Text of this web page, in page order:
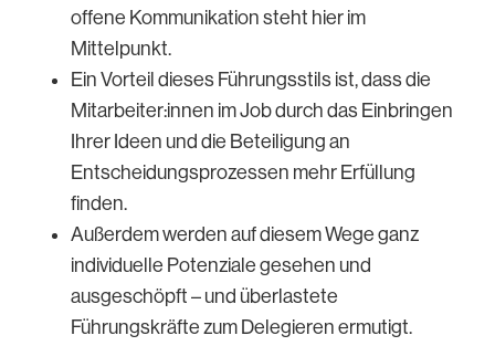
offene Kommunikation steht hier im
Mittelpunkt.
Ein Vorteil dieses Führungsstils ist, dass die
Mitarbeiter:innen im Job durch das Einbringen
Ihrer Ideen und die Beteiligung an
Entscheidungsprozessen mehr Erfüllung
finden.
Außerdem werden auf diesem Wege ganz
individuelle Potenziale gesehen und
ausgeschöpft – und überlastete
Führungskräfte zum Delegieren ermutigt.